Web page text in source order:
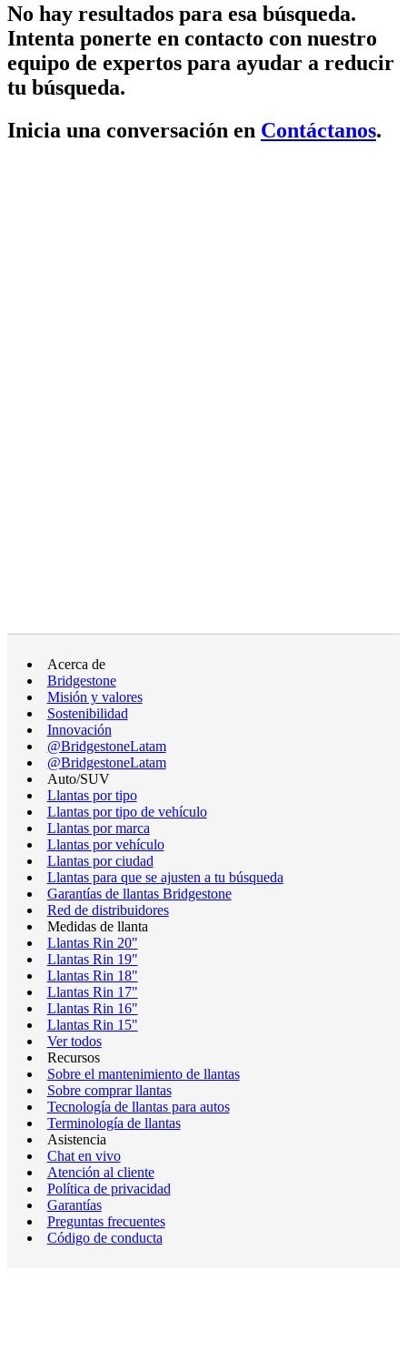
No hay resultados para esa búsqueda.
Intenta ponerte en contacto con nuestro
equipo de expertos para ayudar a reducir
tu búsqueda.
Inicia una conversación en Contáctanos.
Acerca de
Bridgestone
Misión y valores
Sostenibilidad
Innovación
@BridgestoneLatam
@BridgestoneLatam
Auto/SUV
Llantas por tipo
Llantas por tipo de vehículo
Llantas por marca
Llantas por vehículo
Llantas por ciudad
Llantas para que se ajusten a tu búsqueda
Garantías de llantas Bridgestone
Red de distribuidores
Medidas de llanta
Llantas Rin 20"
Llantas Rin 19"
Llantas Rin 18"
Llantas Rin 17"
Llantas Rin 16"
Llantas Rin 15"
Ver todos
Recursos
Sobre el mantenimiento de llantas
Sobre comprar llantas
Tecnología de llantas para autos
Terminología de llantas
Asistencia
Chat en vivo
Atención al cliente
Política de privacidad
Garantías
Preguntas frecuentes
Código de conducta